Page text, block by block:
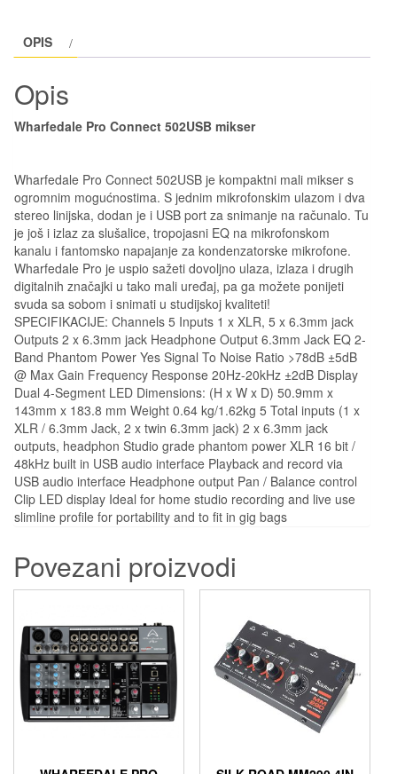
OPIS
Opis
Wharfedale Pro Connect 502USB mikser
Wharfedale Pro Connect 502USB je kompaktni mali mikser s
ogromnim mogućnostima. S jednim mikrofonskim ulazom i dva
stereo linijska, dodan je i USB port za snimanje na računalo. Tu
je još i izlaz za slušalice, tropojasni EQ na mikrofonskom
kanalu i fantomsko napajanje za kondenzatorske mikrofone.
Wharfedale Pro je uspio sažeti dovoljno ulaza, izlaza i drugih
digitalnih značajki u tako mali uređaj, pa ga možete ponijeti
svuda sa sobom i snimati u studijskoj kvaliteti!
SPECIFIKACIJE: Channels 5 Inputs 1 x XLR, 5 x 6.3mm jack
Outputs 2 x 6.3mm jack Headphone Output 6.3mm Jack EQ 2-
Band Phantom Power Yes Signal To Noise Ratio >78dB ±5dB
@ Max Gain Frequency Response 20Hz-20kHz ±2dB Display
Dual 4-Segment LED Dimensions: (H x W x D) 50.9mm x
143mm x 183.8 mm Weight 0.64 kg/1.62kg 5 Total inputs (1 x
XLR / 6.3mm Jack, 2 x twin 6.3mm jack) 2 x 6.3mm jack
outputs, headphon Studio grade phantom power XLR 16 bit /
48kHz built in USB audio interface Playback and record via
USB audio interface Headphone output Pan / Balance control
Clip LED display Ideal for home studio recording and live use
slimline profile for portability and to fit in gig bags
Povezani proizvodi